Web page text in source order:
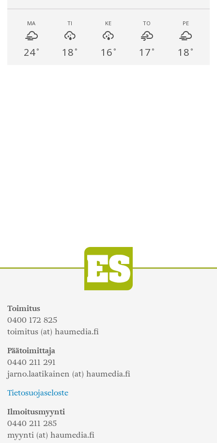
MA
24°
TI
18 °
KE
16 °
TO
17 °
PE
18 °
Toimitus
0400 172 825
toimitus (at) haumedia.fi
Päätoimittaja
0440 211 291
jarno.laatikainen (at) haumedia.fi
Tietosuojaseloste
Ilmoitusmyynti
0440 211 285
myynti (at) haumedia.fi